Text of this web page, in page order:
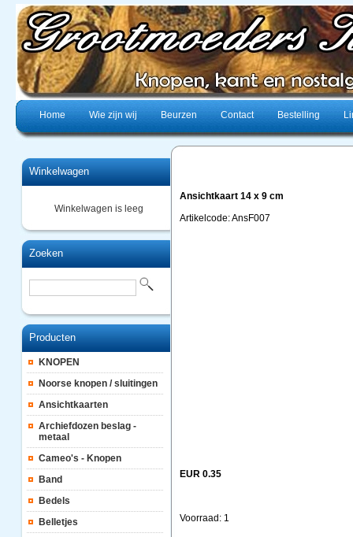
Home Wie zijn wij Beurzen Contact Bestelling
Winkelwagen
Winkelwagen is leeg
Zoeken
Producten
KNOPEN
Noorse knopen / sluitingen
Ansichtkaarten
Archiefdozen beslag -
metaal
Cameo's - Knopen
Band
Bedels
Belletjes
Ansichtkaart 14 x 9 cm
Artikelcode: AnsF007
EUR 0.35
Voorraad: 1